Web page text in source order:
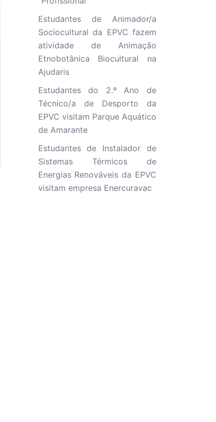
Estudantes de Animador/a
Sociocultural da EPVC fazem
atividade de Animação
Etnobotânica Biocultural na
Ajudaris
Estudantes do 2.º Ano de
Técnico/a de Desporto da
EPVC visitam Parque Aquático
de Amarante
Estudantes de Instalador de
Sistemas Térmicos de
Energias Renováveis da EPVC
visitam empresa Enercuravac